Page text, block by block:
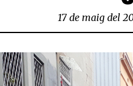
17 de maig del